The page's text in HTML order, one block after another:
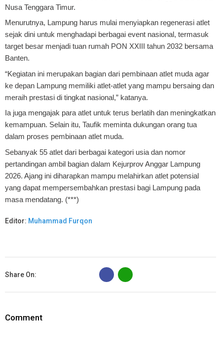
Nusa Tenggara Timur.
Menurutnya, Lampung harus mulai menyiapkan regenerasi atlet
sejak dini untuk menghadapi berbagai event nasional, termasuk
target besar menjadi tuan rumah PON XXIII tahun 2032 bersama
Banten.
“Kegiatan ini merupakan bagian dari pembinaan atlet muda agar
ke depan Lampung memiliki atlet-atlet yang mampu bersaing dan
meraih prestasi di tingkat nasional,” katanya.
Ia juga mengajak para atlet untuk terus berlatih dan meningkatkan
kemampuan. Selain itu, Taufik meminta dukungan orang tua
dalam proses pembinaan atlet muda.
Sebanyak 55 atlet dari berbagai kategori usia dan nomor
pertandingan ambil bagian dalam Kejurprov Anggar Lampung
2026. Ajang ini diharapkan mampu melahirkan atlet potensial
yang dapat mempersembahkan prestasi bagi Lampung pada
masa mendatang. (***)
Editor: Muhammad Furqon
Share On:
B
Comment